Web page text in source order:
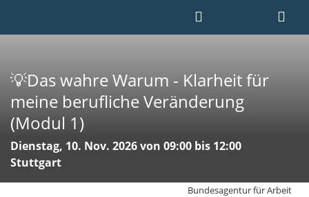
💡Das wahre Warum - Klarheit für
meine berufliche Veränderung
(Modul 1)
Dienstag, 10. Nov. 2026 von 09:00 bis 12:00
Stuttgart
Bundesagentur für Arbeit